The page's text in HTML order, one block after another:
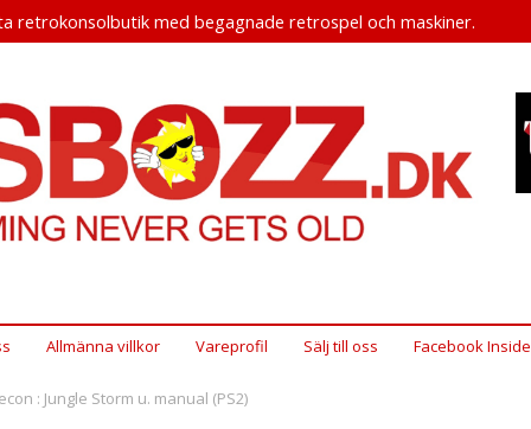
retrokonsolbutik med begagnade retrospel och maskiner.
Allmänna villkor Vareprofil Sälj till oss Facebook Inside
: Jungle Storm u. manual (PS2)